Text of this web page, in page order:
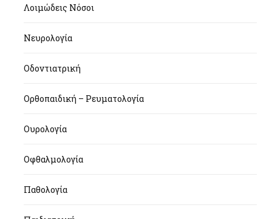
Λοιμώδεις Νόσοι
Νευρολογία
Οδοντιατρική
Ορθοπαιδική – Ρευματολογία
Ουρολογία
Οφθαλμολογία
Παθολογία